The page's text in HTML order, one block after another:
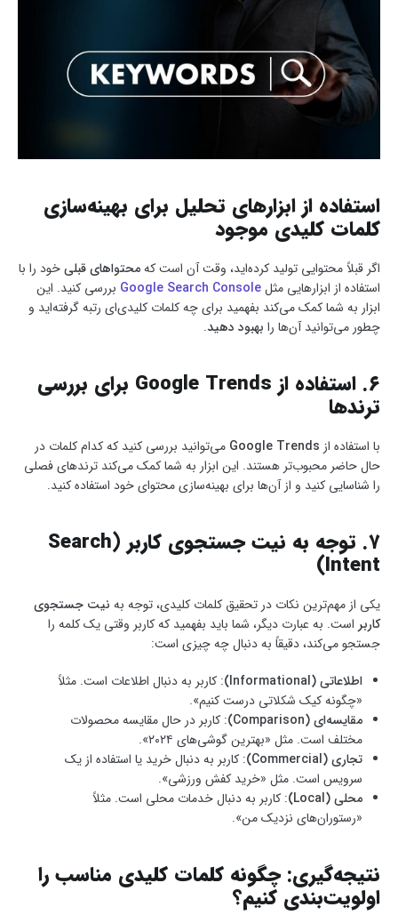
استفاده از ابزارهای تحلیل برای بهینه‌سازی
کلمات کلیدی موجود
اگر قبلاً محتوایی تولید کرده‌اید، وقت آن است کهمحتواهای قبلیخود را با
استفاده از ابزارهایی مثلGoogle Search Console بررسی کنید. این
ابزار به شما کمک می‌کند بفهمید برای چه کلمات کلیدی‌ای رتبه گرفته‌اید و
چطور می‌توانید آن‌ها را بهبود دهید.
۶. استفاده از Google Trends برای بررسی
ترندها
با استفاده از Google Trends می‌توانید بررسی کنید که کدام کلمات در
حال حاضر محبوب‌تر هستند. این ابزار به شما کمک می‌کند ترندهای فصلی
را شناسایی کنید و از آن‌ها برای بهینه‌سازی محتوای خود استفاده کنید.
۷. توجه به نیت جستجوی کاربر (Search
Intent)
یکی از مهم‌ترین نکات در تحقیق کلمات کلیدی، توجه به نیت جستجوی
کاربر است. به عبارت دیگر، شما باید بفهمید که کاربر وقتی یک کلمه را
جستجو می‌کند، دقیقاً به دنبال چه چیزی است:
اطلاعاتی (Informational)
: کاربر به دنبال اطلاعات است. مثلاً
«چگونه کیک شکلاتی درست کنیم».
مقایسه‌ای (Comparison)
: کاربر در حال مقایسه محصولات
مختلف است. مثل «بهترین گوشی‌های ۲۰۲۴».
تجاری (Commercial)
: کاربر به دنبال خرید یا استفاده از یک
سرویس است. مثل «خرید کفش ورزشی».
محلی (Local)
: کاربر به دنبال خدمات محلی است. مثلاً
«رستوران‌های نزدیک من».
نتیجه‌گیری: چگونه کلمات کلیدی مناسب را
اولویت‌بندی کنیم؟